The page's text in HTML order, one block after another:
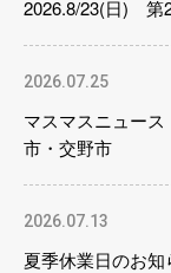
2026.8/23(日) 第
2026.07.25
マスマスニュー
市・交野市
2026.07.13
夏季休業日のお知